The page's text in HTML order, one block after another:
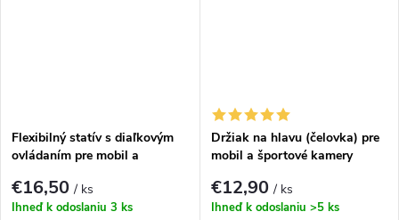
Flexibilný statív s diaľkovým
ovládaním pre mobil a
€16,50/ ks
Ihneď k odoslaniu 3 ks
Držiak na hlavu (čelovka) pre
mobil a športové kamery
€12,90/ ks
Ihneď k odoslaniu >5 ks